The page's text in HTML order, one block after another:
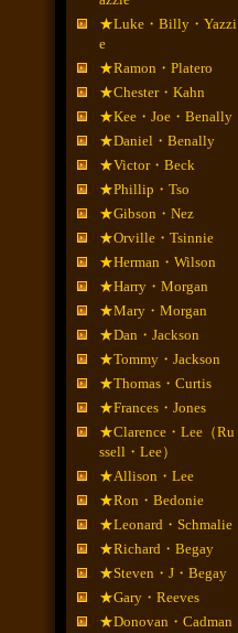
★Luke・Billy・Yazzi
e
★Ramon・Platero
★Chester・Kahn
★Kee・Joe・Benally
★Daniel・Benally
★Victor・Beck
★Phillip・Tso
★Gibson・Nez
★Orville・Tsinnie
★Herman・Wilson
★Harry・Morgan
★Mary・Morgan
★Dan・Jackson
★Tommy・Jackson
★Thomas・Curtis
★Frances・Jones
★Clarence・Lee（Ru
ssell・Lee）
★Allison・Lee
★Ron・Bedonie
★Leonard・Schmalie
★Richard・Begay
★Steven・J・Begay
★Gary・Reeves
★Donovan・Cadman